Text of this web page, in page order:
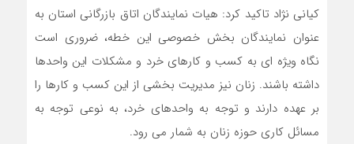
کیانی نژاد تاکید کرد: هیات نمایندگان اتاق بازرگانی استان به
عنوان نمایندگان بخش خصوصی این خطه، ضروری است
نگاه ویژه ای به کسب و کارهای خرد و مشکلات این واحدها
داشته باشند. زنان نیز مدیریت بخشی از این کسب و کارها را
بر عهده دارند و توجه به واحدهای خرد، به نوعی توجه به
مسائل کاری حوزه زنان به شمار می رود.